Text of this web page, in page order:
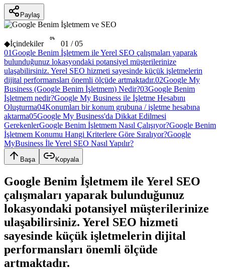
Paylaş
◆İçindekiler
0%
01 /05
01Google Benim İşletmem ile Yerel SEO çalışmaları yaparak
bulunduğunuz lokasyondaki potansiyel müşterilerinize
ulaşabilirsiniz. Yerel SEO hizmeti sayesinde küçük işletmelerin
dijital performansları önemli ölçüde artmaktadır.02Google My
Business (Google Benim İşletmem) Nedir?03Google Benim
İşletmem nedir?Google My Business ile İşletme Hesabını
Oluşturma04Konumları bir konum grubuna / işletme hesabına
aktarma05Google My Business'da Dikkat Edilmesi
GerekenlerGoogle Benim İşletmem Nasıl Çalışıyor?Google Benim
İşletmem Konumu Hangi Kriterlere Göre Sıralıyor?Google
MyBusiness İle Yerel SEO Nasıl Yapılır?
Başa Kopyala
Google Benim İşletmem ile Yerel SEO
çalışmaları yaparak bulunduğunuz
lokasyondaki potansiyel müşterilerinize
ulaşabilirsiniz. Yerel SEO hizmeti
sayesinde küçük işletmelerin dijital
performansları önemli ölçüde
artmaktadır.